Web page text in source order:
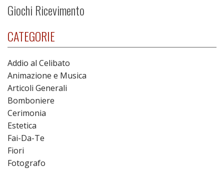
Giochi Ricevimento
CATEGORIE
Addio al Celibato
Animazione e Musica
Articoli Generali
Bomboniere
Cerimonia
Estetica
Fai-Da-Te
Fiori
Fotografo